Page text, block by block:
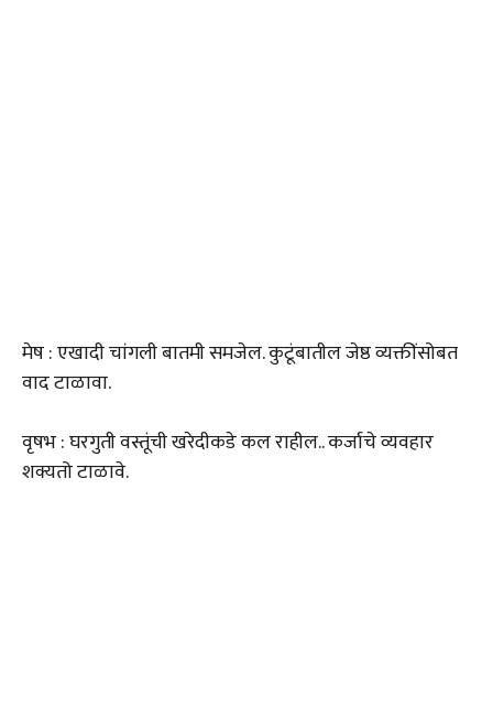
मेष : एखादी चांगली बातमी समजेल. कुटूंबातील जेष्ठ व्यक्तींसोबत
वाद टाळावा.
वृषभ : घरगुती वस्तूंची खरेदीकडे कल राहील.. कर्जाचे व्यवहार
शक्यतो टाळावे.